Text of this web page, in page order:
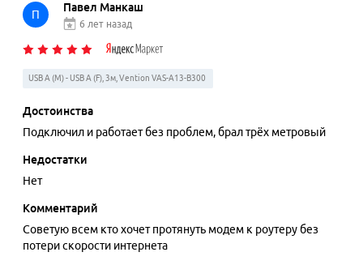
П
Павел Манкаш
6 лет назад
USB A (M) - USB A (F), 3м, Vention VAS-A13-B300
Достоинства
Подключил и работает без проблем, брал трёх метровый
Недостатки
Нет
Комментарий
Советую всем кто хочет протянуть модем к роутеру без
потери скорости интернета